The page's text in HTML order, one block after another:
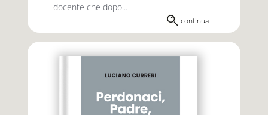
docente che dopo...
continua